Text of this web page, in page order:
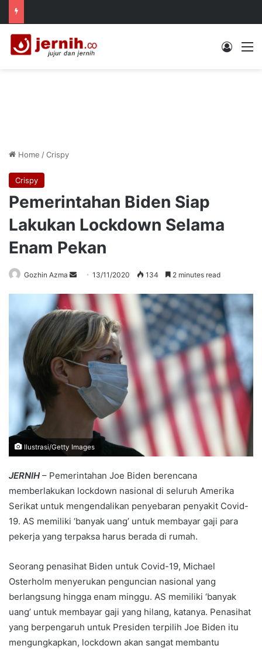
Log In
Home /Crispy
Crispy
Pemerintahan Biden Siap
Lakukan Lockdown Selama
Enam Pekan
Gozhin Azma
Send
email
13/11/2020 134 2 minutes read
Ilustrasi/Getty Images
JERNIH – Pemerintahan Joe Biden berencana
memberlakukan lockdown nasional di seluruh Amerika
Serikat untuk mengendalikan penyebaran penyakit Covid-
19. AS memiliki ‘banyak uang’ untuk membayar gaji para
pekerja yang terpaksa harus berada di rumah.
Seorang penasihat Biden untuk Covid-19, Michael
Osterholm menyerukan penguncian nasional yang
berlangsung hingga enam minggu. AS memiliki ‘banyak
uang’ untuk membayar gaji yang hilang, katanya. Penasihat
yang berpengaruh untuk Presiden terpilih Joe Biden itu
mengungkapkan, lockdown akan sangat membantu